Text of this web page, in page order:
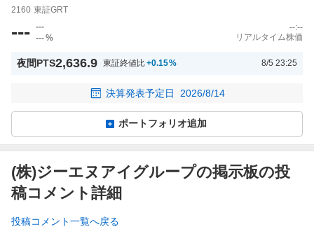
2160 東証GRT
--- ---
---%
--:--
リアルタイム株価
夜間PTS2,636.9 東証終値比+0.15% 8/5 23:25
決算発表予定日 2026/8/14
ポートフォリオ追加
(株)ジーエヌアイグループの掲示板の投
稿コメント詳細
投稿コメント一覧へ戻る